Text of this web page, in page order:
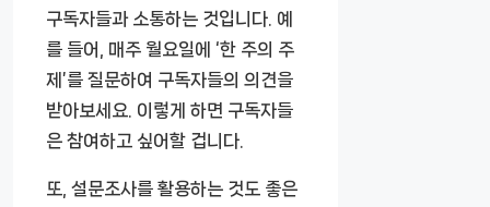
구독자들과 소통하는 것입니다. 예
를 들어, 매주 월요일에 ‘한 주의 주
제’를 질문하여 구독자들의 의견을
받아보세요. 이렇게 하면 구독자들
은 참여하고 싶어할 겁니다.
또, 설문조사를 활용하는 것도 좋은